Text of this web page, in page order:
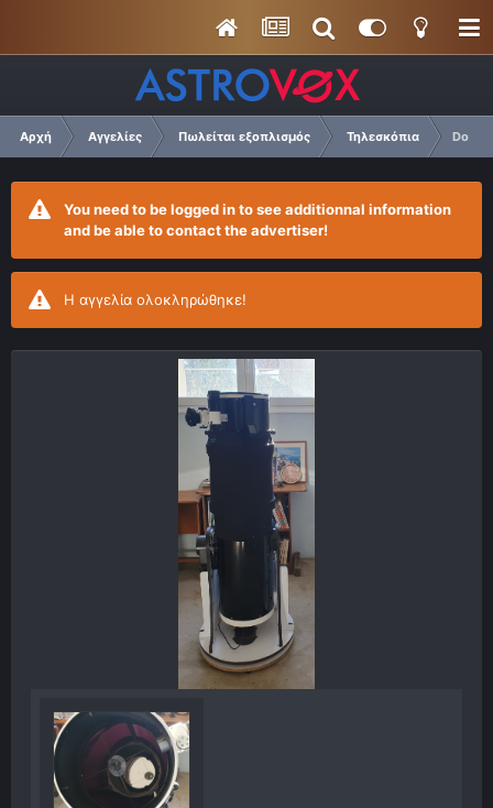
Αρχή Αγγελίες Πωλείται εξοπλισμός Τηλεσκόπια Dob
You need to be logged in to see additionnal information
and be able to contact the advertiser!
Η αγγελία ολοκληρώθηκε!